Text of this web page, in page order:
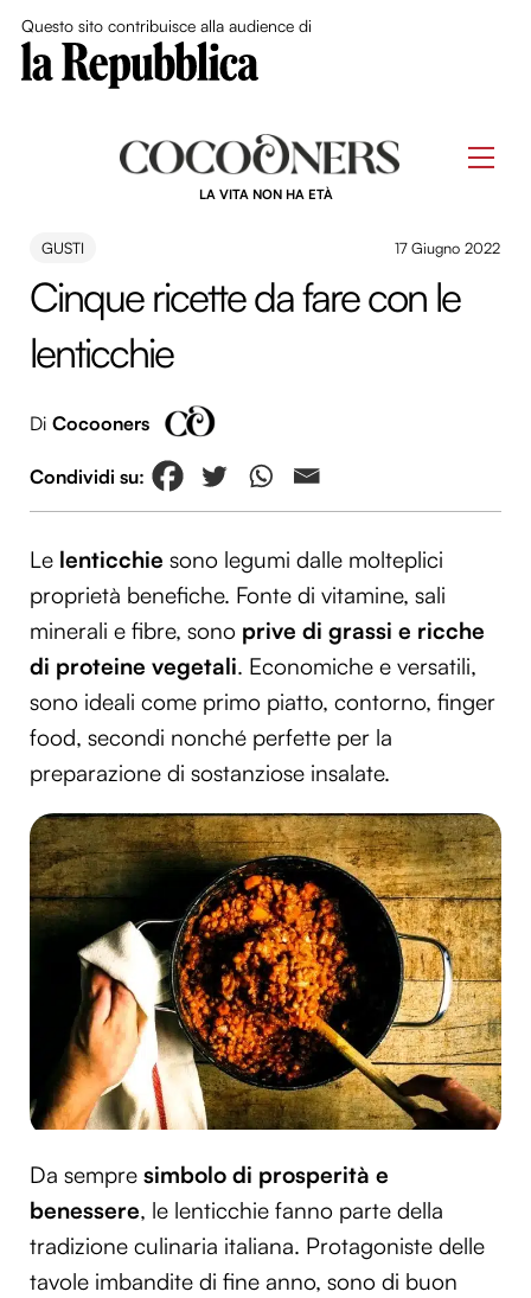
Questo sito contribuisce alla audience di
LA VITA NON HA ETÀ
GUSTI 17 Giugno 2022
Cinque ricette da fare con le
lenticchie
Di Cocooners
Le lenticchie sono legumi dalle molteplici
proprietà benefiche. Fonte di vitamine, sali
minerali e fibre, sono prive di grassi e ricche
di proteine vegetali. Economiche e versatili,
sono ideali come primo piatto, contorno, finger
food, secondi nonché perfette per la
preparazione di sostanziose insalate.
Da sempre simbolo di prosperità e
benessere, le lenticchie fanno parte della
tradizione culinaria italiana. Protagoniste delle
tavole imbandite di fine anno, sono di buon